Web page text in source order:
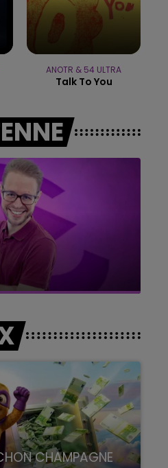
ANOTR & 54 ULTRA
Talk To You
CHAMPAGNE